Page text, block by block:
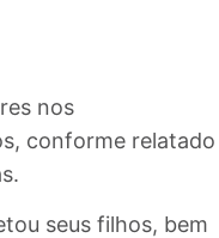
nos
conforme relatado
seus filhos, bem